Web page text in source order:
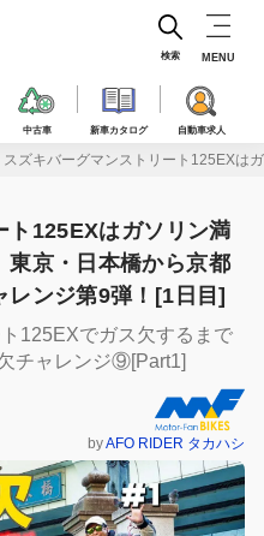
中古車 新車カタログ 自動車求人
検索 MENU
スズキバーグマンストリート125EXは
ト125EXはガソリン満
京・日本橋から京都
レンジ第9弾！[1日目]
125EXでガス欠するまで
チャレンジ⑨[Part1]
byAFO RIDER タカハシ